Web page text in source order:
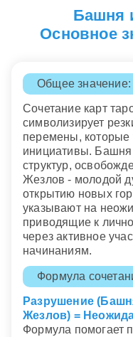
Башня
Основное
Общее
Сочетание карт
символизирует
перемены, которые
инициативы. Башня
структур,
Жезлов - молодой
открытию новых
указывают на
приводящие к
через активное
начинаниям.
Формула
Разрушение
Жезлов) =
Формула помогает